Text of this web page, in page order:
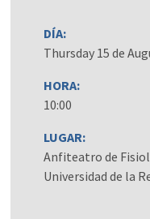
DÍA:
Thursday 15 de
HORA:
10:00
LUGAR:
Anfiteatro de
Universidad de la